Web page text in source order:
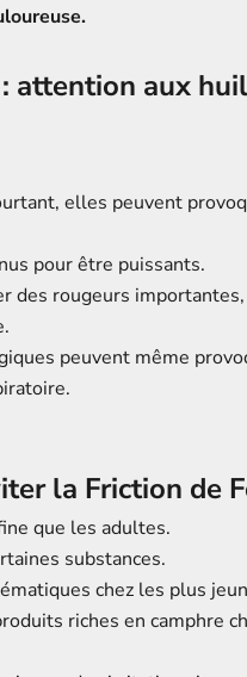
attention aux
elles peuvent
pour être puissants.
des rougeurs
peuvent même
la Friction de
que les adultes.
substances.
chez les plus
riches en camphre